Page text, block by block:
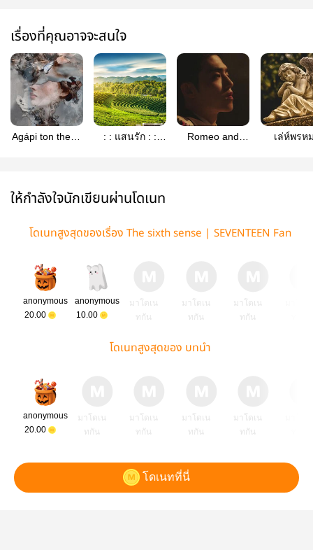
เรื่องที่คุณอาจจะสนใจ
Agápi ton theón
: : แสนรัก : :
Romeo and
เล่ห์พรห
ให้กำลังใจนักเขียนผ่านโดเนท
โดเนทสูงสุดของเรื่อง The sixth sense | SEVENTEEN Fan
anonymous
20.00
anonymous
10.00
มาโดเน
ทกัน
มาโดเน
ทกัน
มาโดเน
ทกัน
โดเนทสูงสุดของ บทนำ
anonymous
20.00
มาโดเน
ทกัน
มาโดเน
ทกัน
มาโดเน
ทกัน
มาโดเน
ทกัน
โดเนทที่นี่